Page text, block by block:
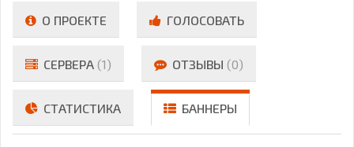
О ПРОЕКТЕ ГОЛОСОВАТЬ
СЕРВЕРА (1) ОТЗЫВЫ (0)
СТАТИСТИКА БАННЕРЫ